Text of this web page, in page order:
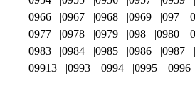
0966
0967 0968 0969 097
0977
0978 0979 098 0980
0983
0984 0985 0986 0987
09913
0993 0994 0995 0996